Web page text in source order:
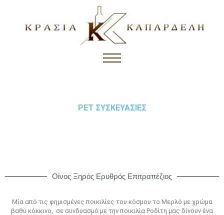
PET ΣΥΣΚΕΥΑΣΙΕΣ
Οίνος Ξηρός Ερυθρός Επιτραπέζιος
Μία από τις φημισμένες ποικιλίες του κόσμου το Μερλό με χρώμα
βαθύ κόκκινο, σε συνδυασμό με την ποικιλία Ροδίτη μας δίνουν ένα